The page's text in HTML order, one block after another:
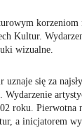
korzeniom
Kultur.
wizualne.
się za
roku. Pierwotna
a inicjatorem